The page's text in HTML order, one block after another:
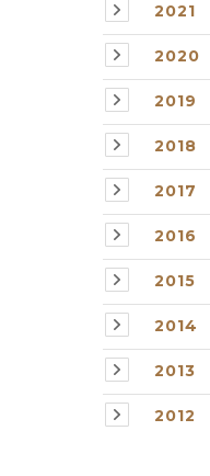
2021
2020
2019
2018
2017
2016
2015
2014
2013
2012